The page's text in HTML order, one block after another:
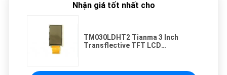
Nhận giá tốt nhất cho
TM030LDHT2 Tianma 3 Inch
Transflective TFT LCD